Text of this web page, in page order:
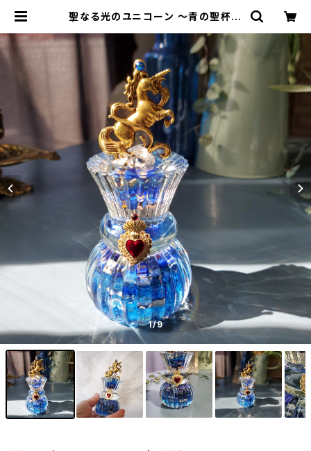
聖なる光のユニコーン ～青の聖杯～
ＨＯＰ【RAINBOW★アルケミーアー
ト】
1/9